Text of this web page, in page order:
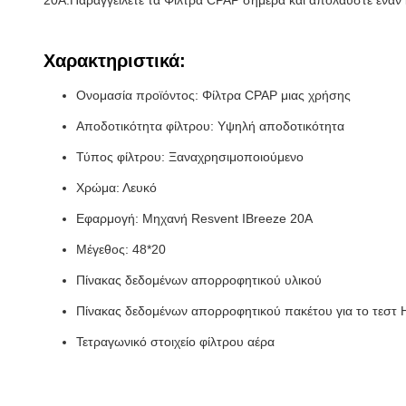
Χαρακτηριστικά:
Ονομασία προϊόντος: Φίλτρα CPAP μιας χρήσης
Αποδοτικότητα φίλτρου: Υψηλή αποδοτικότητα
Τύπος φίλτρου: Ξαναχρησιμοποιούμενο
Χρώμα: Λευκό
Εφαρμογή: Μηχανή Resvent IBreeze 20A
Μέγεθος: 48*20
Πίνακας δεδομένων απορροφητικού υλικού
Πίνακας δεδομένων απορροφητικού πακέτου για το τεστ
Τετραγωνικό στοιχείο φίλτρου αέρα